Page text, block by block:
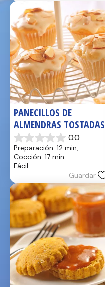
PANECILLOS DE
ALMENDRAS TOSTADAS
0.0
0.0
de
5
estrellas.
Preparación: 12 min,
Cocción: 17 min
Fácil
Guardar